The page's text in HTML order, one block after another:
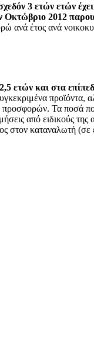
3 ετών ετών
Οκτώβριο 2012
ανά έτος ανά
ετών και στα
Τα ποσά
από ειδικούς
στον καταναλωτή